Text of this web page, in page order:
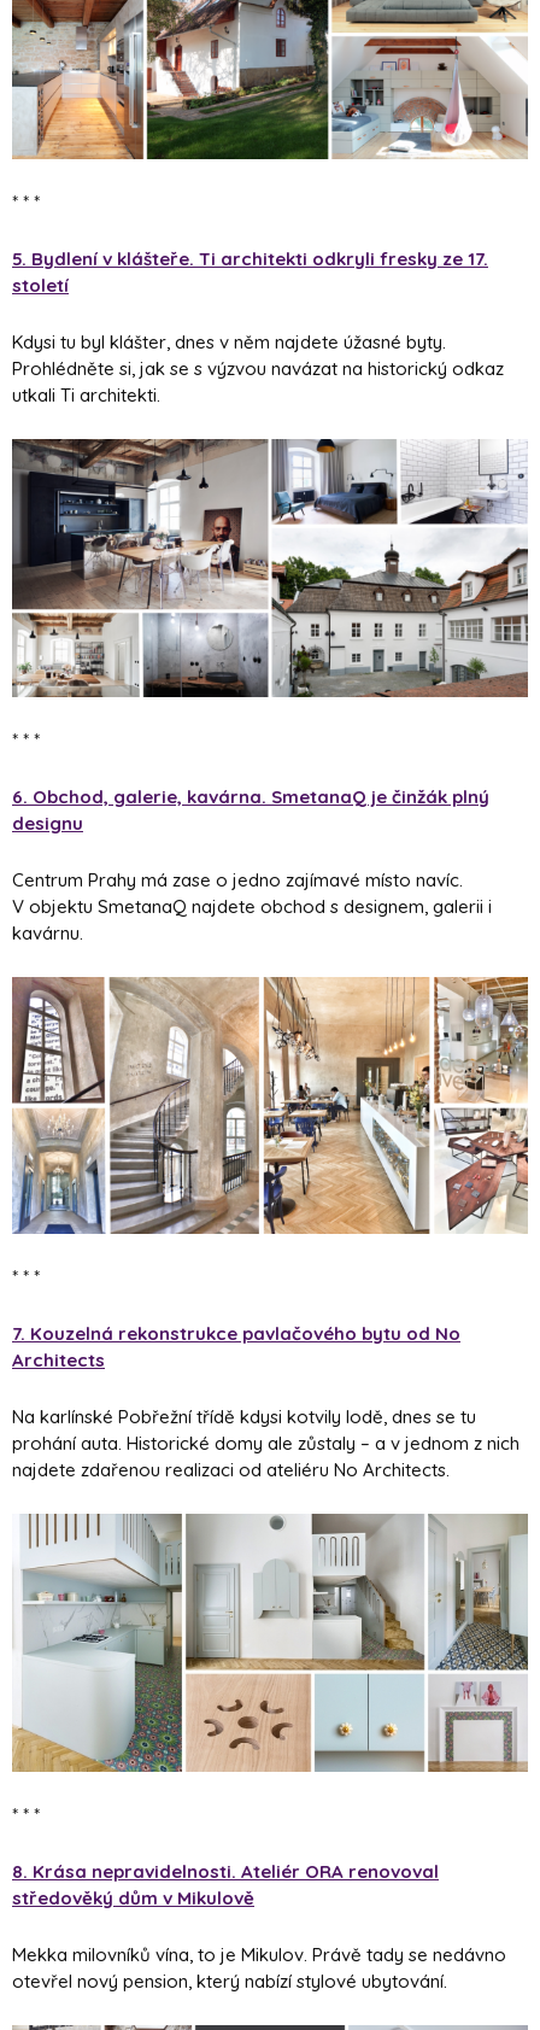
* * *
5. Bydlení v klášteře. Ti architekti odkryli fresky ze 17.
století
Kdysi tu byl klášter, dnes v něm najdete úžasné byty.
Prohlédněte si, jak se s výzvou navázat na historický odkaz
utkali Ti architekti.
* * *
6. Obchod, galerie, kavárna. SmetanaQ je činžák plný
designu
Centrum Prahy má zase o jedno zajímavé místo navíc.
V objektu SmetanaQ najdete obchod s designem, galerii i
kavárnu.
* * *
7. Kouzelná rekonstrukce pavlačového bytu od No
Architects
Na karlínské Pobřežní třídě kdysi kotvily lodě, dnes se tu
prohání auta. Historické domy ale zůstaly – a v jednom z nich
najdete zdařenou realizaci od ateliéru No Architects.
* * *
8. Krása nepravidelnosti. Ateliér ORA renovoval
středověký dům v Mikulově
Mekka milovníků vína, to je Mikulov. Právě tady se nedávno
otevřel nový pension, který nabízí stylové ubytování.